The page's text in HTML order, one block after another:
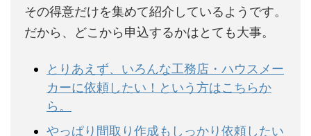
その得意だけを集めて紹介しているようです。
だから、どこから申込するかはとても大事。
とりあえず、いろんな工務店・ハウスメー
カーに依頼したい！という方はこちらか
ら。
やっぱり間取り作成もしっかり依頼したい